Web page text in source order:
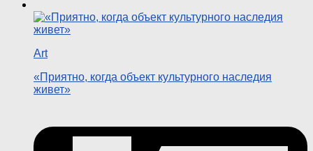
Art
«Приятно, когда объект культурного наследия
живет»